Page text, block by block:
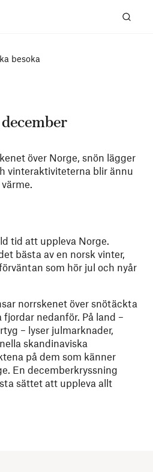
besoka
över Norge, snön lägger
vinteraktiviteterna blir ännu
tid att uppleva Norge.
bästa av en norsk vinter,
som hör jul och nyår
norrskenet över snötäckta
nedanför. På land –
– lyser julmarknader,
skandinaviska
på dem som känner
En decemberkryssning
sättet att uppleva allt